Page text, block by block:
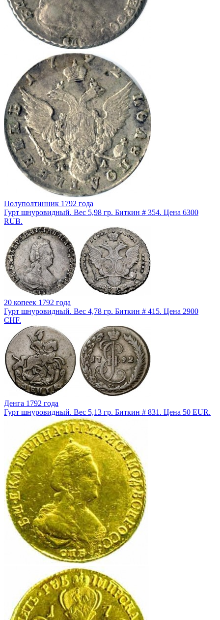
Полуполтинник 1792 года
Гурт шнуровидный. Вес 5,98 гр. Биткин # 354. Цена 6300
RUB.
20 копеек 1792 года
Гурт шнуровидный. Вес 4,78 гр. Биткин # 415. Цена 2900
CHF.
Денга 1792 года
Гурт шнуровидный. Вес 5,13 гр. Биткин # 831. Цена 50 EUR.